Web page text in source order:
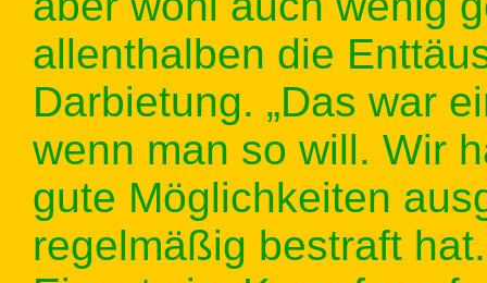
allenthalben die
Darbietung. „Das war
wenn man so will. Wir
gute Möglichkeiten
regelmäßig bestraft